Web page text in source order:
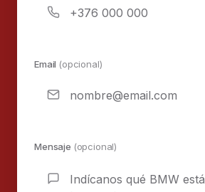
Email (opcional)
Mensaje (opcional)